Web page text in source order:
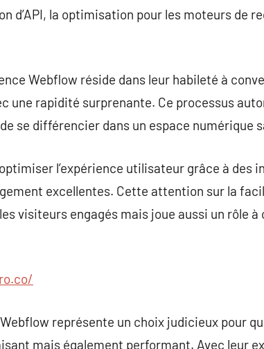
d’API, la optimisation pour les moteurs de
Webflow réside dans leur habileté à
une rapidité surprenante. Ce processus
se différencier dans un espace numérique
l’expérience utilisateur grâce à des
excellentes. Cette attention sur la
visiteurs engagés mais joue aussi un rôle
représente un choix judicieux pour
mais également performant. Avec leur